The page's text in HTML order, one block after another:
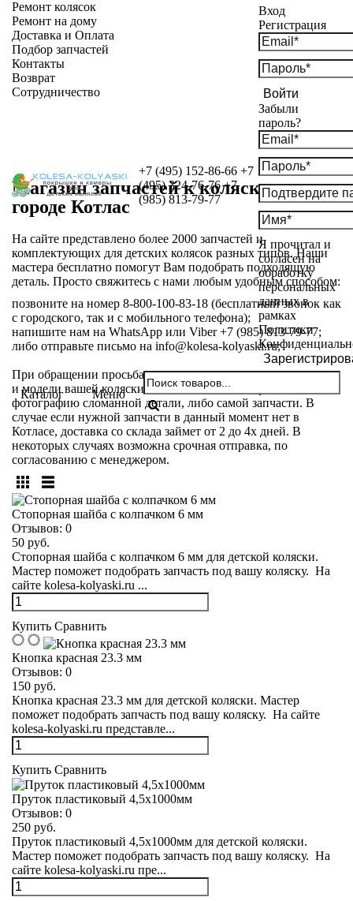
+7 (495) 152-86-66 +7
(495) 324-76-76 +7
(985) 813-79-77
Вход
Регистрация
Войти
Забыли
пароль?
Я прочитал и
согласен на
обработку
персональных
данных в
рамках
Политики
Каталог Меню
Ремонт колясок
Ремонт на дому
Доставка и Оплата
Подбор запчастей
Контакты
Возврат
Сотрудничество
Магазин запчастей к коляскам в
городе Котлас
На сайте представлено более 2000 запчастей и
комплектующих для детских колясок разных типов. Наши
мастера бесплатно помогут Вам подобрать подходящую
деталь. Просто свяжитесь с нами любым удобным способом:
позвоните на номер 8-800-100-83-18 (бесплатный звонок как
с городского, так и с мобильного телефона);
напишите нам на WhatsApp или Viber +7 (985) 813-79-77;
либо отправьте письмо на info@kolesa-kolyaski.ru;
При обращении просьба указывать название производителя
и модели вашей коляски. Так же вы можете прислать
фотографию сломанной детали, либо самой запчасти. В
случае если нужной запчасти в данный момент нет в
Котласе, доставка со склада займет от 2 до 4х дней. В
некоторых случаях возможна срочная отправка, по
согласованию с менеджером.
Стопорная шайба с колпачком 6 мм
Отзывов: 0
50 руб.
Стопорная шайба с колпачком 6 мм для детской коляски.
Мастер поможет подобрать запчасть под вашу коляску. На
сайте kolesa-kolyaski.ru ...
Купить Сравнить
Кнопка красная 23.3 мм
Отзывов: 0
150 руб.
Кнопка красная 23.3 мм для детской коляски. Мастер
поможет подобрать запчасть под вашу коляску. На сайте
kolesa-kolyaski.ru представле...
Купить Сравнить
Пруток пластиковый 4,5х1000мм
Отзывов: 0
250 руб.
Пруток пластиковый 4,5х1000мм для детской коляски.
Мастер поможет подобрать запчасть под вашу коляску. На
сайте kolesa-kolyaski.ru пре...